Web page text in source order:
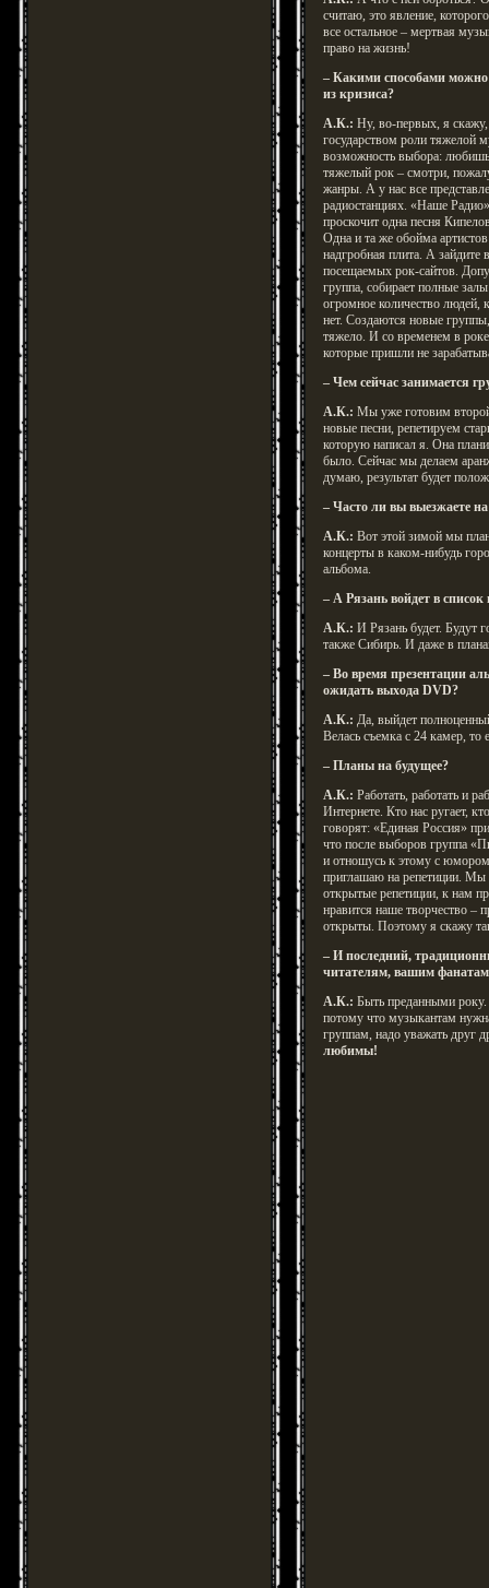
считаю, это явление,
все остальное – мертвая
право на жизнь!
– Какими способами
из кризиса?
А.К.: Ну, во-первых, я скажу,
государством роли тяжелой
возможность выбора:
тяжелый рок – смотри,
жанры. А у нас все
радиостанциях. «Наше
проскочит одна песня
Одна и та же обойма
надгробная плита. А зайдите
посещаемых рок-сайтов.
группа, собирает полные
огромное количество людей,
нет. Создаются новые
тяжело. И со временем в
которые пришли не
– Чем сейчас занимается
А.К.: Мы уже готовим
новые песни, репетируем
которую написал я. Она
было. Сейчас мы делаем
думаю, результат будет
– Часто ли вы выезжаете
А.К.: Вот этой зимой мы
концерты в каком-нибудь
альбома.
– А Рязань войдет в список
А.К.: И Рязань будет. Будут
также Сибирь. И даже в
– Во время презентации
ожидать выхода DVD?
А.К.: Да, выйдет
Велась съемка с 24 камер, то
– Планы на будущее?
А.К.: Работать, работать и
Интернете. Кто нас ругает,
говорят: «Единая Россия»
что после выборов группа
и отношусь к этому с
приглашаю на репетиции. Мы
открытые репетиции, к нам
нравится наше творчество –
открыты. Поэтому я скажу
– И последний,
читателям, вашим
А.К.: Быть преданными
потому что музыкантам
группам, надо уважать друг
любимы!